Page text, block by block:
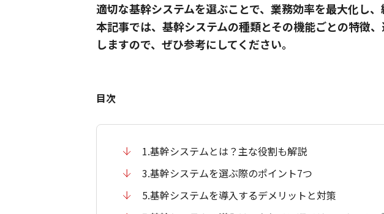
適切な基幹システムを選ぶことで、業務効率を最大化し
本記事では、基幹システムの種類とその機能ごとの特徴
しますので、ぜひ参考にしてください。
目次
1.基幹システムとは？主な役割も解説
3.基幹システムを選ぶ際のポイント7つ
5.基幹システムを導入するデメリットと対策